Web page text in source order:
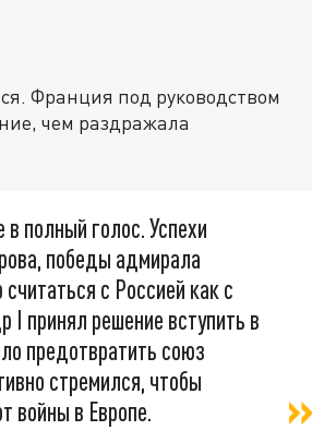
Франция под руководством
чем раздражала
полный голос. Успехи
победы адмирала
с Россией как с
принял решение вступить в
предотвратить союз
стремился, чтобы
войны в Европе.